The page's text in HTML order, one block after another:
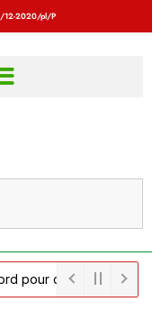
12-2020/pl/P
devenir